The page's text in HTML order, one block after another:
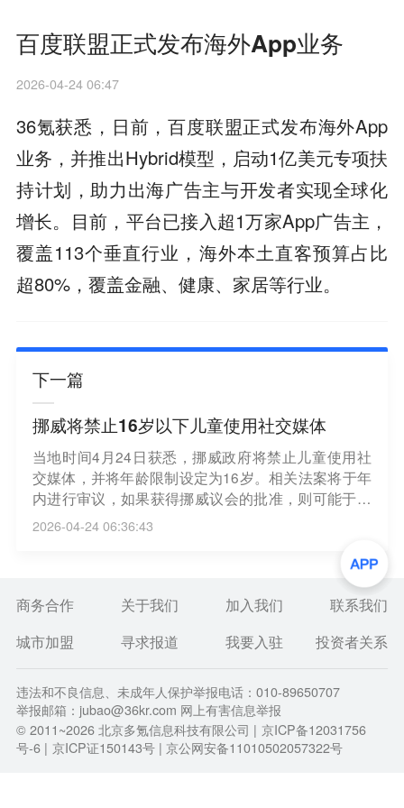
百度联盟正式发布海外App业务
2026-04-24 06:47
36氪获悉，日前，百度联盟正式发布海外App
业务，并推出Hybrid模型，启动1亿美元专项扶
持计划，助力出海广告主与开发者实现全球化
增长。目前，平台已接入超1万家App广告主，
覆盖113个垂直行业，海外本土直客预算占比
超80%，覆盖金融、健康、家居等行业。
下一篇
挪威将禁止16岁以下儿童使用社交媒体
当地时间4月24日获悉，挪威政府将禁止儿童使用社
交媒体，并将年龄限制设定为16岁。相关法案将于年
内进行审议，如果获得挪威议会的批准，则可能于明
年生效。（央视新闻）
2026-04-24 06:36:43
商务合作 关于我们 加入我们
联系我们
城市加盟
寻求报道 我要入驻 投资者关系
违法和不良信息、未成年人保护举报电话：010-89650707
举报邮箱：jubao@36kr.com 网上有害信息举报
© 2011~2026北京多氪信息科技有限公司 | 京ICP备12031756
号-6 | 京ICP证150143号 | 京公网安备11010502057322号